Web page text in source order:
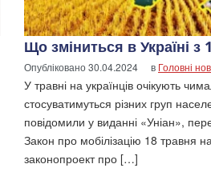
Що зміниться в Україні з
Опубліковано30.04.2024 в Головні
У травні на українців очікують
стосуватимуться різних груп
повідомили у виданні «Уніан»,
Закон про мобілізацію 18 травня
законопроект про […]